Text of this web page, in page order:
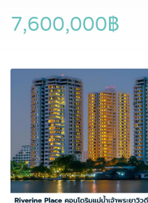
7,600,000฿